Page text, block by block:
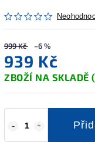
999 Kč –6 %
939 Kč
ZBOŽÍ NA